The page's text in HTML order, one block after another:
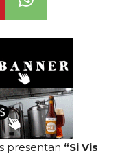
presentan “Si Vis